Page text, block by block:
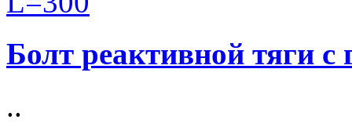
Болт реактивной тяги
..